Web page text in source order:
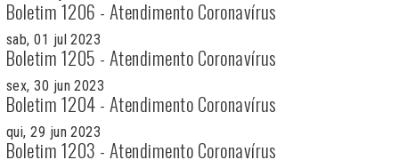
Boletim 1206 - Atendimento Coronavírus
sab, 01 jul 2023
Boletim 1205 - Atendimento Coronavírus
sex, 30 jun 2023
Boletim 1204 - Atendimento Coronavírus
qui, 29 jun 2023
Boletim 1203 - Atendimento Coronavírus